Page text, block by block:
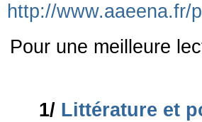
http://www.aaeena.fr/
Pour une meilleure
1/ Littérature et